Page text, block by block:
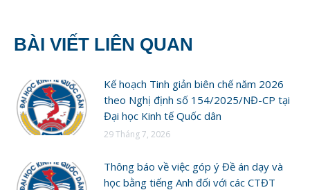
BÀI VIẾT LIÊN QUAN
Kế hoạch Tinh giản biên chế năm 2026
theo Nghị định số 154/2025/NĐ-CP tại
Đại học Kinh tế Quốc dân
29 Tháng 7, 2026
Thông báo về việc góp ý Đề án dạy và
học bằng tiếng Anh đối với các CTĐT